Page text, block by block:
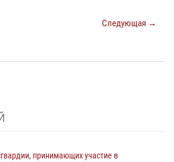
Следующая →
принимающих участие в